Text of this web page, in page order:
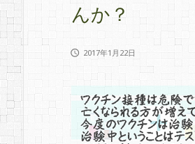
んか？
 2017年1月22日